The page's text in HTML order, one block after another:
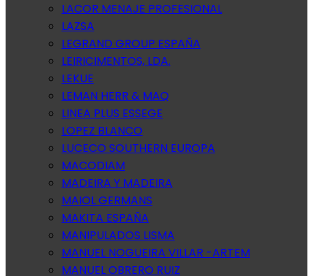
LACOR MENAJE PROFESIONAL
LAZSA
LEGRAND GROUP ESPAÑA
LEIRICIMENTOS, LDA.
LEKUE
LEMAN HERR & MAQ
LINEA PLUS ESSEGE
LOPEZ BLANCO
LUCECO SOUTHERN EUROPA
MACODIAM
MADEIRA Y MADEIRA
MAIOL GERMANS
MAKITA ESPAÑA
MANIPULADOS LISMA
MANUEL NOGUEIRA VILLAR -ARTEM
MANUEL OBRERO RUIZ